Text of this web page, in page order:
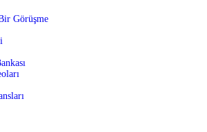
Görüşme